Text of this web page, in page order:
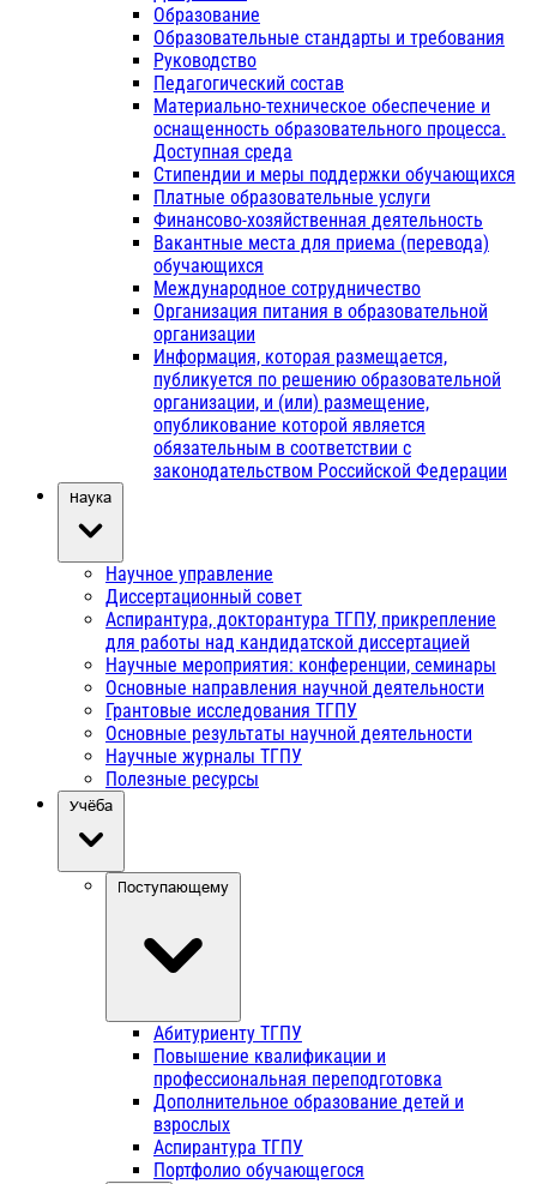
Образование
Образовательные стандарты и требования
Руководство
Педагогический состав
Материально-техническое обеспечение и
оснащенность образовательного процесса.
Доступная среда
Стипендии и меры поддержки обучающихся
Платные образовательные услуги
Финансово-хозяйственная деятельность
Вакантные места для приема (перевода)
обучающихся
Международное сотрудничество
Организация питания в образовательной
организации
Информация, которая размещается,
публикуется по решению образовательной
организации, и (или) размещение,
опубликование которой является
обязательным в соответствии с
законодательством Российской Федерации
Наука
Научное управление
Диссертационный совет
Аспирантура, докторантура ТГПУ, прикрепление
для работы над кандидатской диссертацией
Научные мероприятия: конференции, семинары
Основные направления научной деятельности
Грантовые исследования ТГПУ
Основные результаты научной деятельности
Научные журналы ТГПУ
Полезные ресурсы
Учёба
Поступающему
Абитуриенту ТГПУ
Повышение квалификации и
профессиональная переподготовка
Дополнительное образование детей и
взрослых
Аспирантура ТГПУ
Портфолио обучающегося